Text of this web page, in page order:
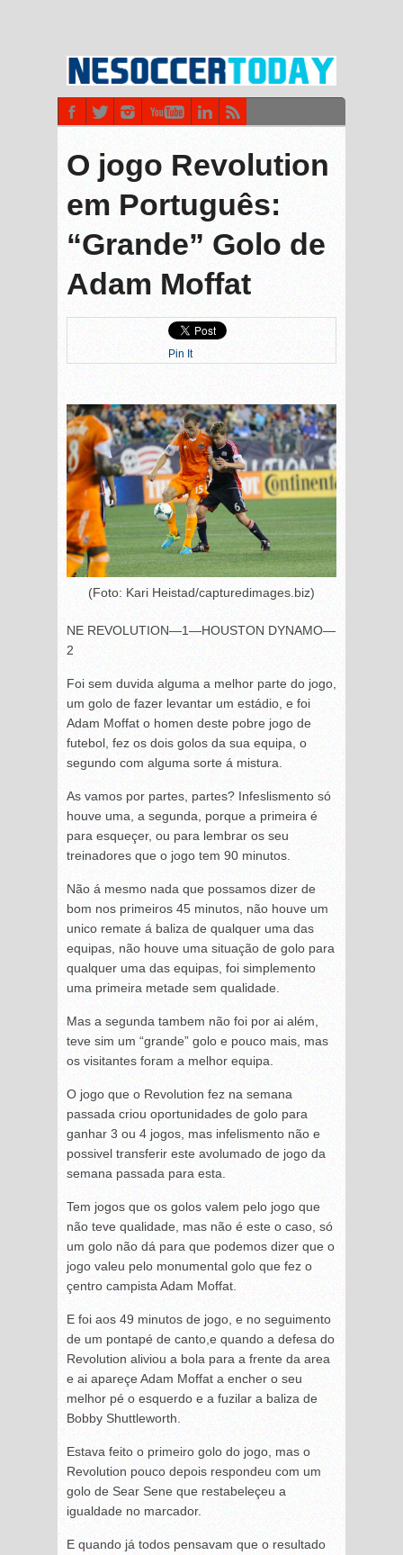
O jogo Revolution
em Português:
“Grande” Golo de
Adam Moffat
Pin It
(Foto: Kari Heistad/capturedimages.biz)
NE REVOLUTION—1—HOUSTON DYNAMO—
2
Foi sem duvida alguma a melhor parte do jogo,
um golo de fazer levantar um estádio, e foi
Adam Moffat o homen deste pobre jogo de
futebol, fez os dois golos da sua equipa, o
segundo com alguma sorte á mistura.
As vamos por partes, partes? Infeslismento só
houve uma, a segunda, porque a primeira é
para esqueçer, ou para lembrar os seu
treinadores que o jogo tem 90 minutos.
Não á mesmo nada que possamos dizer de
bom nos primeiros 45 minutos, não houve um
unico remate á baliza de qualquer uma das
equipas, não houve uma situação de golo para
qualquer uma das equipas, foi simplemento
uma primeira metade sem qualidade.
Mas a segunda tambem não foi por ai além,
teve sim um “grande” golo e pouco mais, mas
os visitantes foram a melhor equipa.
O jogo que o Revolution fez na semana
passada criou oportunidades de golo para
ganhar 3 ou 4 jogos, mas infelismento não e
possivel transferir este avolumado de jogo da
semana passada para esta.
Tem jogos que os golos valem pelo jogo que
não teve qualidade, mas não é este o caso, só
um golo não dá para que podemos dizer que o
jogo valeu pelo monumental golo que fez o
çentro campista Adam Moffat.
E foi aos 49 minutos de jogo, e no seguimento
de um pontapé de canto,e quando a defesa do
Revolution aliviou a bola para a frente da area
e ai apareçe Adam Moffat a encher o seu
melhor pé o esquerdo e a fuzilar a baliza de
Bobby Shuttleworth.
Estava feito o primeiro golo do jogo, mas o
Revolution pouco depois respondeu com um
golo de Sear Sene que restabeleçeu a
igualdade no marcador.
E quando já todos pensavam que o resultado